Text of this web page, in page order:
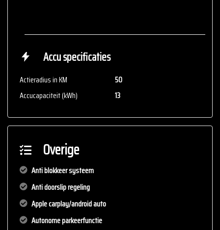
Accu specificaties
Actieradius in KM
50
Accucapaciteit (kWh)
13
Overige
Anti blokkeer systeem
Anti doorslip regeling
Apple carplay/android auto
Autonome parkeerfunctie